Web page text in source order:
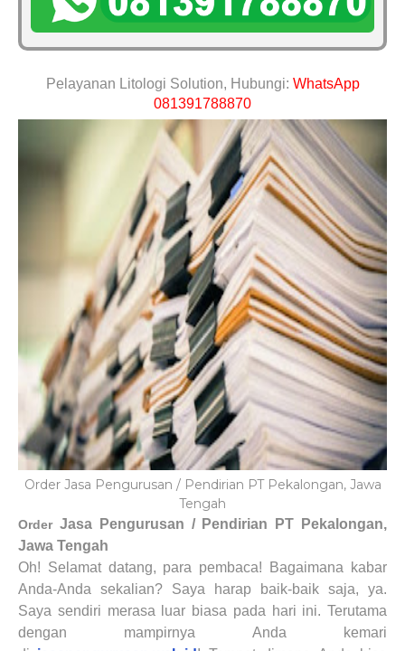
Pelayanan Litologi Solution, Hubungi: WhatsApp
081391788870
Order Jasa Pengurusan / Pendirian PT Pekalongan, Jawa
Tengah
Order Jasa Pengurusan / Pendirian PT
Pekalongan,
Jawa Tengah
Oh! Selamat datang, para pembaca! Bagaimana kabar
Anda-Anda sekalian? Saya harap baik-baik saja, ya.
Saya sendiri merasa luar biasa pada hari ini. Terutama
dengan mampirnya Anda kemari